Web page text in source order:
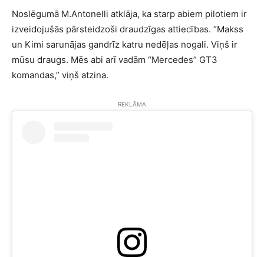
Noslēgumā M.Antonelli atklāja, ka starp abiem pilotiem ir
izveidojušās pārsteidzoši draudzīgas attiecības. “Makss
un Kimi sarunājas gandrīz katru nedēļas nogali. Viņš ir
mūsu draugs. Mēs abi arī vadām “Mercedes” GT3
komandas,” viņš atzina.
REKLĀMA